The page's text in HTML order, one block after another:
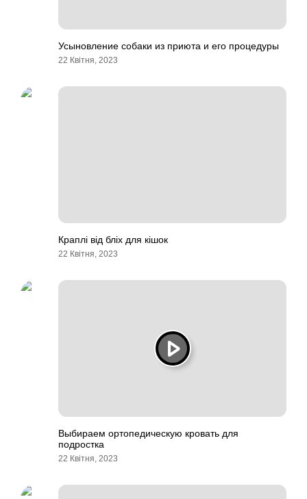
Усыновление собаки из приюта и его процедуры
22 Квітня, 2023
Краплі від бліх для кішок
22 Квітня, 2023
Выбираем ортопедическую кровать для
подростка
22 Квітня, 2023